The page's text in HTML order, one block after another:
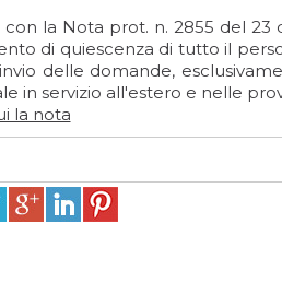
con la Nota prot. n. 2855 del
di quiescenza di tutto il
delle domande,
in servizio all'estero e nelle
la nota